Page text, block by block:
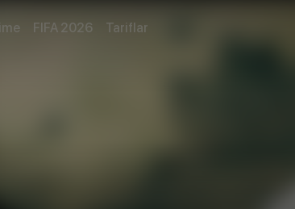
FIFA 2026 Tariflar